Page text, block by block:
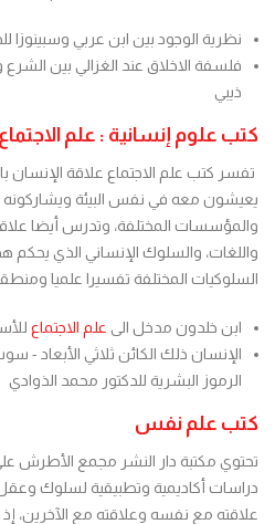
نظرية الوجود بين ابن عربي وسبينوزا
فلسفة الاخلاق عند الغزالي بين
ذيبي
كتب علوم إنسانية : علم الاجتماع
تفسر كتب علم الاجتماع علاقة الإنسان
يعيشون معه في نفس البيئة ويشاركونه
والمؤسسات المختلفة، وتدرس أيضا
واللغات، والسلوك الإنساني الذي
السلوكيات المختلفة تفسيرا علميا
ابن خلدون مدخل الى علم الاجتماع
الإنسان ذلك الكائن ثلاثي الأبعاد -
الرموز البشرية للدكتور محمد الذوادي
كتب علم نفس
تحتوي مكتبة دار النشر مجمع
دراسات أكاديمية وتطبيقية لسلوك
علاقته مع نفسه وعلاقته مع الآخرين،